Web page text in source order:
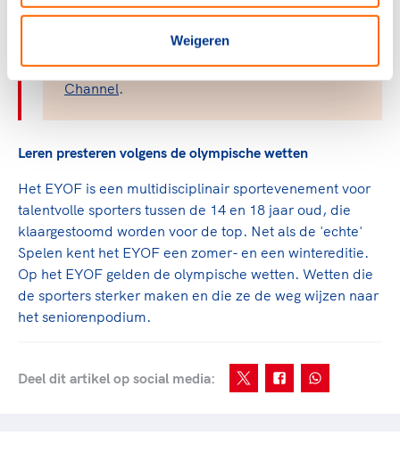
Weigeren
(zaterdag 28 januari).
Bekijk het programma op
EOC zendt de wedstrijden live uit ophet EOC
Channel.
Leren presteren volgens de olympische wetten
Het EYOF is een multidisciplinair sportevenement voor
talentvolle sporters tussen de 14 en 18 jaar oud, die
klaargestoomd worden voor de top. Net als de 'echte'
Spelen kent het EYOF een zomer- en een wintereditie.
Op het EYOF gelden de olympische wetten. Wetten die
de sporters sterker maken en die ze de weg wijzen naar
het seniorenpodium.
Deel dit artikel op social media: